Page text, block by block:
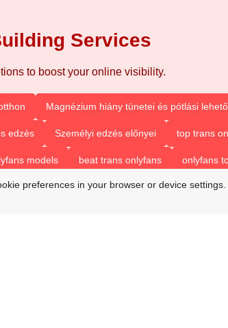
Services
to boost your online visibility.
Magnézium hiány tünetei és pótlási
edzés Személyi edzés előnyei top trans
models beat trans onlyfans onlyfans
trans onlyfans accounts
preferences in your browser or device settings.